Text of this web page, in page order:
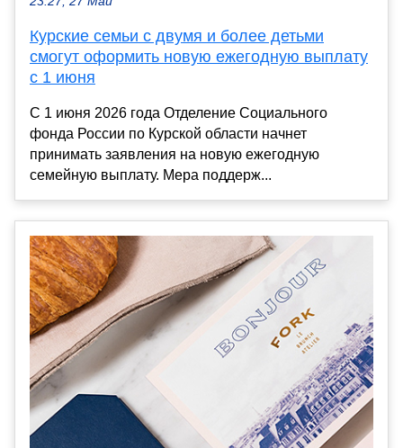
Курские семьи с двумя и более детьми
смогут оформить новую ежегодную выплату
с 1 июня
С 1 июня 2026 года Отделение Социального
фонда России по Курской области начнет
принимать заявления на новую ежегодную
семейную выплату. Мера поддерж...